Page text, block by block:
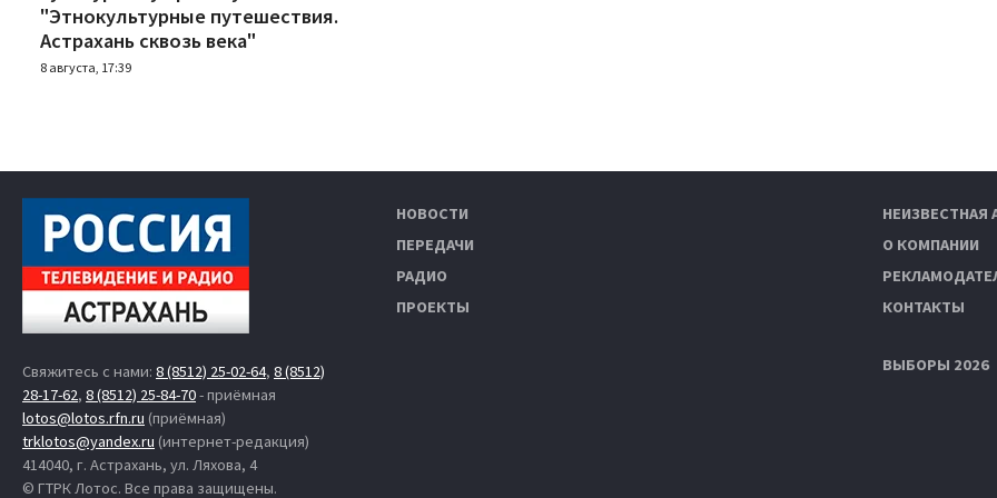
"Этнокультурные путешествия.
Астрахань сквозь века"
8 августа, 17:39
Свяжитесь с нами: 8 (8512) 25-02-64, 8 (8512)
28-17-62, 8 (8512) 25-84-70- приёмная
lotos@lotos.rfn.ru (приёмная)
trklotos@yandex.ru (интернет-редакция)
414040, г. Астрахань, ул. Ляхова, 4
© ГТРК Лотос. Все права защищены.
НОВОСТИ
ПЕРЕДАЧИ
РАДИО
ПРОЕКТЫ
НЕИЗВЕСТНАЯ
О КОМПАНИИ
КОНТАКТЫ
ВЫБОРЫ 2026